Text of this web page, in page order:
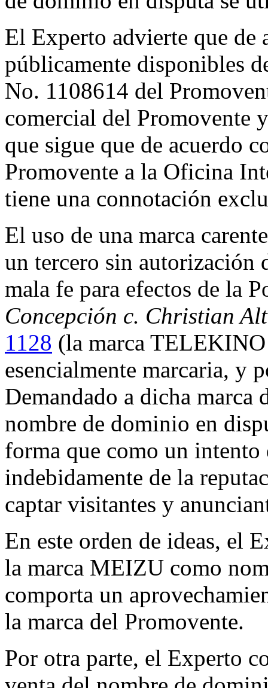
El Experto advierte que de
públicamente disponibles
No. 1108614 del
comercial del Promovente
que sigue que de acuerdo
Promovente a la Oficina
tiene una connotación
El uso de una marca
un tercero sin autorización
mala fe para efectos de la
Concepción c. Christian
1128 (la marca
esencialmente marcaria, y
Demandado a dicha
nombre de dominio en
forma que como un intento
indebidamente de la
captar visitantes y
En este orden de ideas, el
la marca MEIZU como
comporta un
la marca del Promovente.
Por otra parte, el Experto